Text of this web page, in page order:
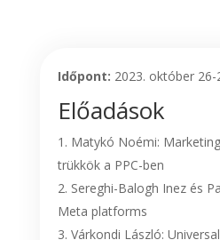
Időpont: 2023. október 26-
Előadások
Matykó Noémi:
trükkök a PPC-ben
Sereghi-Balogh Inez és
Meta platforms
Várkondi László: